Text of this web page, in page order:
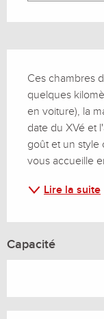
Ces chambres
quelques
en voiture), la
date du XVé et
goût et un style
vous accueille
Lire la suite
Capacité